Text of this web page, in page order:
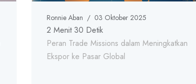
Ronnie Aban / 03 Oktober 2025
2 Menit 30 Detik
Peran Trade Missions dalam Meningkatkan
Ekspor ke Pasar Global